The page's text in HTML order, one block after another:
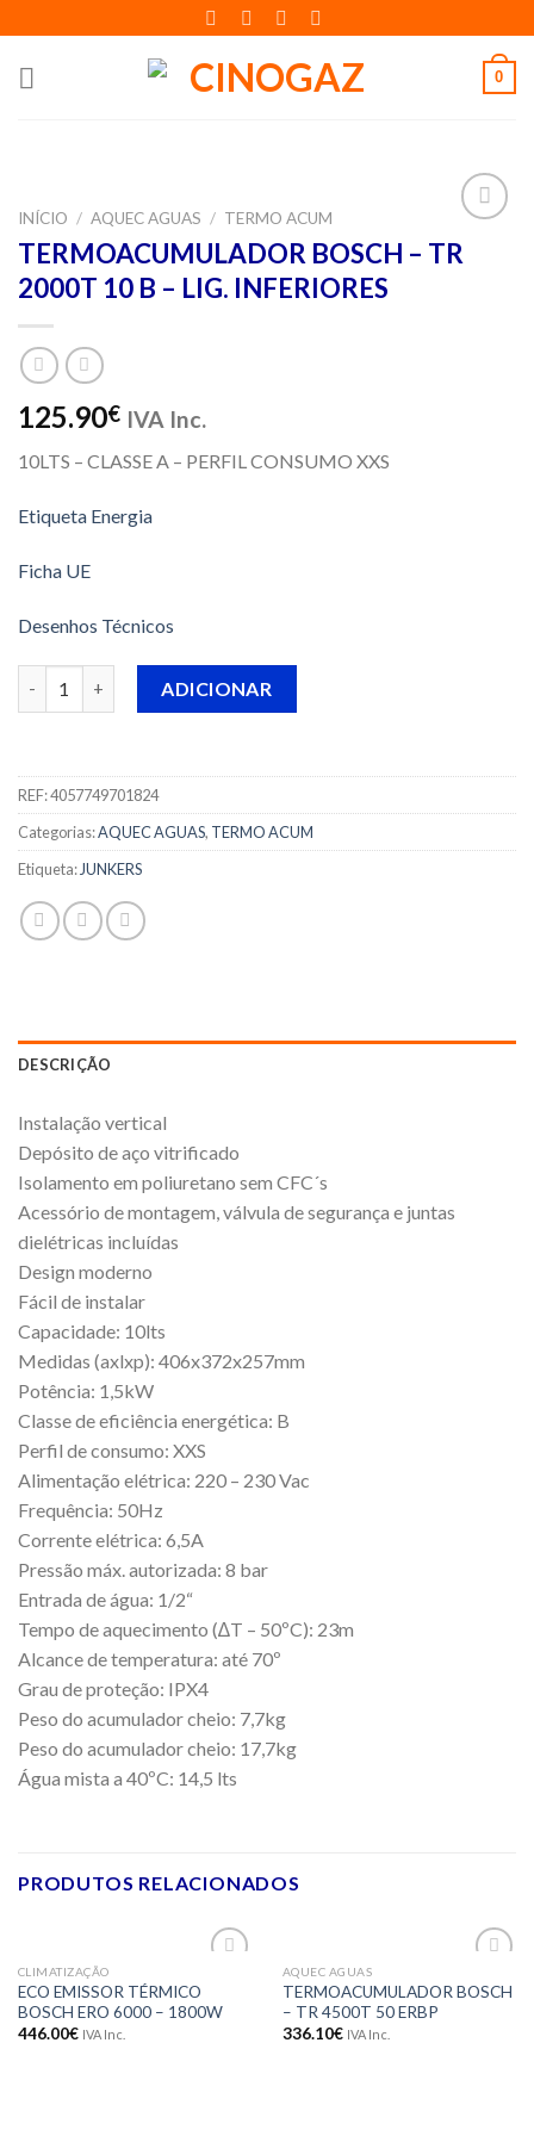
to
content
0
Adicionar
aos meus
INÍCIO / AQUEC AGUAS / TERMO ACUM
TERMOACUMULADOR BOSCH – TR
2000T 10 B – LIG. INFERIORES
125.90€ IVA Inc.
10LTS – CLASSE A – PERFIL CONSUMO XXS
Etiqueta Energia
Ficha UE
Desenhos Técnicos
ADICIONAR
REF:4057749701824
Categorias:AQUEC AGUAS, TERMO ACUM
Etiqueta: JUNKERS
DESCRIÇÃO
Instalação vertical
Depósito de aço vitrificado
Isolamento em poliuretano sem CFC´s
Acessório de montagem, válvula de segurança e juntas
dielétricas incluídas
Design moderno
Fácil de instalar
Capacidade: 10lts
Medidas (axlxp): 406x372x257mm
Potência: 1,5kW
Classe de eficiência energética: B
Perfil de consumo: XXS
Alimentação elétrica: 220 – 230 Vac
Frequência: 50Hz
Corrente elétrica: 6,5A
Pressão máx. autorizada: 8 bar
Entrada de água: 1/2“
Tempo de aquecimento (∆T – 50ºC): 23m
Alcance de temperatura: até 70º
Grau de proteção: IPX4
Peso do acumulador cheio: 7,7kg
Peso do acumulador cheio: 17,7kg
Água mista a 40ºC: 14,5 lts
PRODUTOS RELACIONADOS
aos meus
desejos
CLIMATIZAÇÃO
ECO EMISSOR TÉRMICO
BOSCH ERO 6000 – 1800W
446.00€ IVA Inc.
aos meus
AQUEC AGUAS
TERMOACUMULADOR BOSCH
– TR 4500T 50 ERBP
336.10€ IVA Inc.